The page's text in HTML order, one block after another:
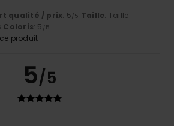
qualité / prix: 5/5 Taille: Taille
Coloris: 5 /5
produit
5/5